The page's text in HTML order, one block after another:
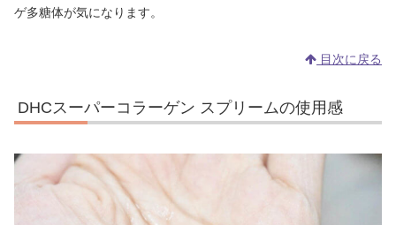
ゲ多糖体が気になります。
目次に戻る
DHCスーパーコラーゲン スプリームの使用感